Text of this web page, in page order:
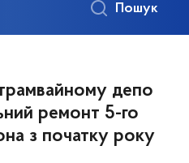
Пошук
депо
ремонт 5-го
з початку року